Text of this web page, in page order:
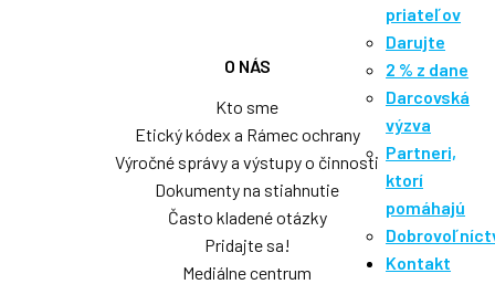
priateľov
Darujte
2 % z dane
Darcovská
výzva
Partneri,
ktorí
pomáhajú
Kontakt
O NÁS
Kto sme
Etický kódex a Rámec ochrany
Výročné správy a výstupy o činnosti
Dokumenty na stiahnutie
Často kladené otázky
Pridajte sa!
Mediálne centrum